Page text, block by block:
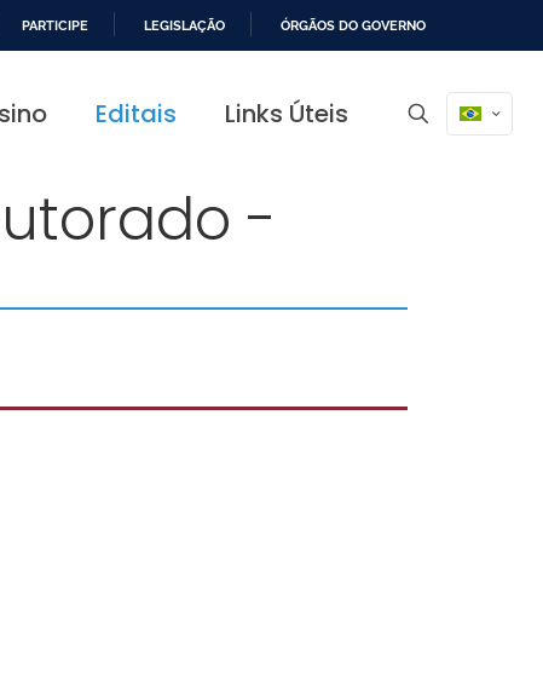
PARTICIPE LEGISLAÇÃO ÓRGÃOS DO GOVERNO
Editais Links Úteis
-